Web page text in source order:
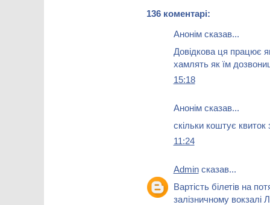
136 коментарі:
Анонім сказав...
Довідкова ця працює
хамлять як їм
15:18
Анонім сказав...
скільки коштує
11:24
Adminсказав...
Вартість білетів на
залізничному вокзалі